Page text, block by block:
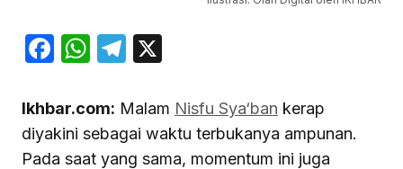
Facebook
WhatsApp
Telegram
Ikhbar.com: Malam Nisfu Sya‘ban kerap
diyakini sebagai waktu terbukanya ampunan.
Pada saat yang sama, momentum ini juga